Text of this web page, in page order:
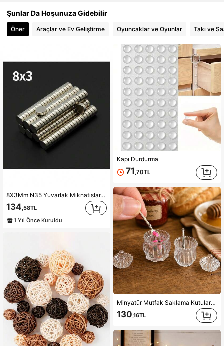
Şunlar Da Hoşunuza Gidebilir
Öner Araçlar ve Ev Geliştirme Oyuncaklar ve Oyunlar Takı ve
8X3Mm N35 Yuvarlak Mıknatıslar, Ev, Mutfak ve Ofis İçin Uygun
134,58TL
1 Yıl Önce Kuruldu
Kapı Durdurma
71,70TL
Minyatür Mutfak Saklama Kutuları Modeli, 1:12 Ölçekli Mini Kapaklı Şeker ve Çay Kutuları, Bebek Evi Mutfak ve Oturma Odası Minyatür El Sanatları Dekoru, Minyatür Fotoğrafçılık Aksesuarları
130 ,16TL